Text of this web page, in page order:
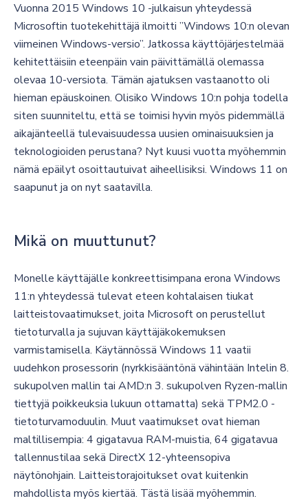
Vuonna 2015 Windows 10 -julkaisun yhteydessä
Microsoftin tuotekehittäjä ilmoitti ”Windows 10:n olevan
viimeinen Windows-versio”. Jatkossa käyttöjärjestelmää
kehitettäisiin eteenpäin vain päivittämällä olemassa
olevaa 10-versiota. Tämän ajatuksen vastaanotto oli
hieman epäuskoinen. Olisiko Windows 10:n pohja todella
siten suunniteltu, että se toimisi hyvin myös pidemmällä
aikajänteellä tulevaisuudessa uusien ominaisuuksien ja
teknologioiden perustana? Nyt kuusi vuotta myöhemmin
nämä epäilyt osoittautuivat aiheellisiksi. Windows 11 on
saapunut ja on nyt saatavilla.
Mikä on muuttunut?
Monelle käyttäjälle konkreettisimpana erona Windows
11:n yhteydessä tulevat eteen kohtalaisen tiukat
laitteistovaatimukset, joita Microsoft on perustellut
tietoturvalla ja sujuvan käyttäjäkokemuksen
varmistamisella. Käytännössä Windows 11 vaatii
uudehkon prosessorin (nyrkkisääntönä vähintään Intelin 8.
sukupolven mallin tai AMD:n 3. sukupolven Ryzen-mallin
tiettyjä poikkeuksia lukuun ottamatta) sekä TPM2.0 -
tietoturvamoduulin. Muut vaatimukset ovat hieman
maltillisempia: 4 gigatavua RAM-muistia, 64 gigatavua
tallennustilaa sekä DirectX 12-yhteensopiva
näytönohjain. Laitteistorajoitukset ovat kuitenkin
mahdollista myös kiertää. Tästä lisää myöhemmin.